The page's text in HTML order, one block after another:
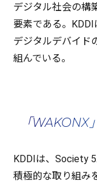
デジタル社会の構
要素である。KDDI
デジタルデバイド
組んでいる。
「WAKONX
KDDIは、Society
積極的な取り組み